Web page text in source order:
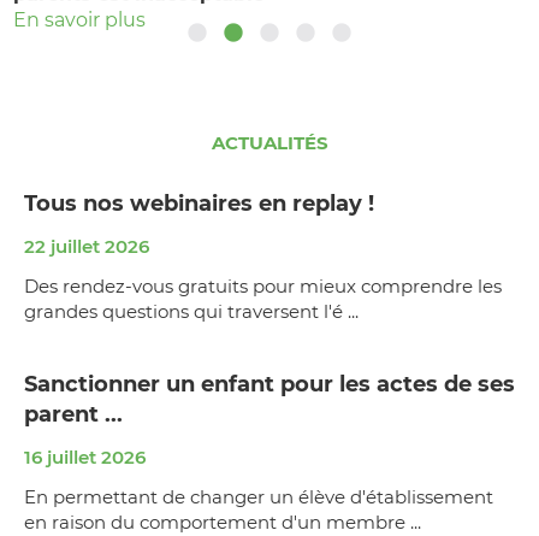
En savoir plus
ACTUALITÉS
Tous nos webinaires en replay !
22 juillet 2026
Des rendez-vous gratuits pour mieux comprendre les
grandes questions qui traversent l'é ...
Sanctionner un enfant pour les actes de ses
parent ...
16 juillet 2026
En permettant de changer un élève d'établissement
en raison du comportement d'un membre ...